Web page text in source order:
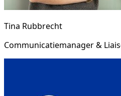
Tina Rubbrecht
Communicatiemanager &